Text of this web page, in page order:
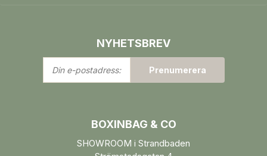
NYHETSBREV
Din
e-
Prenumerera
BOXINBAG & CO
SHOWROOM i Strandbaden